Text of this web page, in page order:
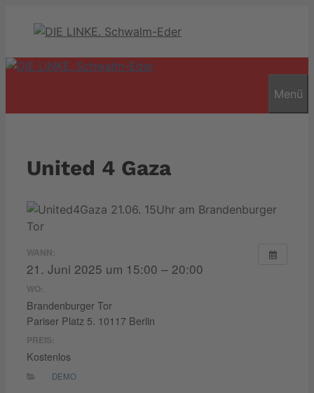
Menü
United 4 Gaza
WANN:
21. Juni 2025 um 15:00 – 20:00
WO:
Brandenburger Tor
Pariser Platz 5. 10117 Berlin
PREIS:
Kostenlos
DEMO